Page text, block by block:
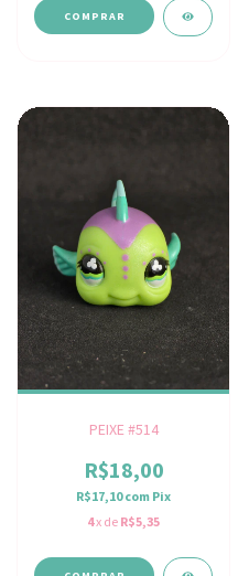
PEIXE #514
R$18,00
R$17,10com Pix
4x de R$5,35